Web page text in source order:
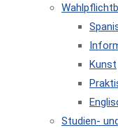
Kunst
Studien-